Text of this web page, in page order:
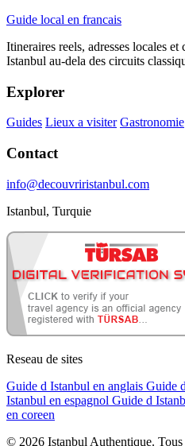
Guide local en francais
Itineraires reels, adresses locales
Istanbul au-dela des circuits
Explorer
Guides Lieux a visiter Gastronomie
Contact
info@decouvriristanbul.com
Istanbul, Turquie
Reseau de sites
Guide d Istanbul en anglais Guide
Istanbul en espagnol Guide d
en coreen
© 2026 Istanbul Authentique. Tous